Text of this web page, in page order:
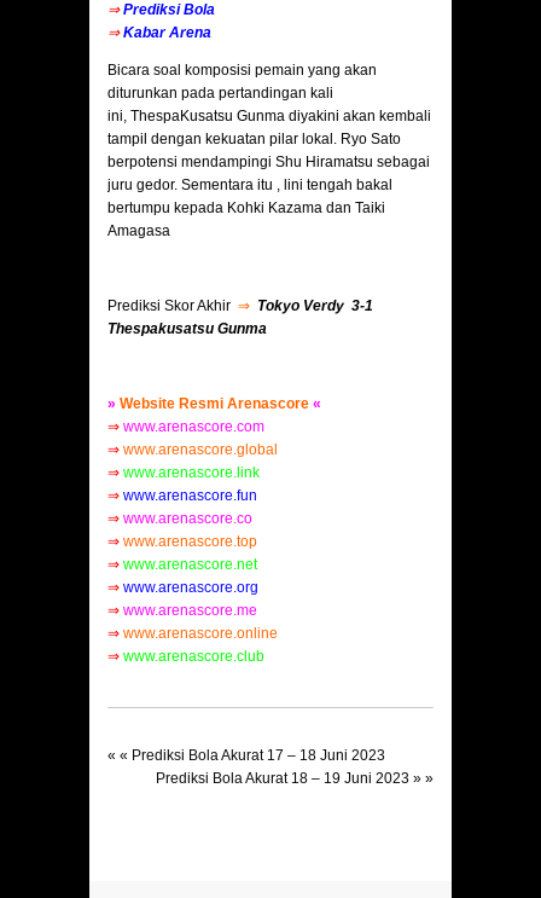
⇒ Prediksi Bola
⇒ Kabar Arena
Bicara soal komposisi pemain yang akan
diturunkan pada pertandingan kali
ini, ThespaKusatsu Gunma diyakini akan kembali
tampil dengan kekuatan pilar lokal. Ryo Sato
berpotensi mendampingi Shu Hiramatsu sebagai
juru gedor. Sementara itu , lini tengah bakal
bertumpu kepada Kohki Kazama dan Taiki
Amagasa
Prediksi Skor Akhir ⇒ Tokyo Verdy 3-1
Thespakusatsu Gunma
» Website Resmi Arenascore «
⇒ www.arenascore.com
⇒ www.arenascore.global
⇒ www.arenascore.link
⇒ www.arenascore.fun
⇒ www.arenascore.co
⇒ www.arenascore.top
⇒ www.arenascore.net
⇒ www.arenascore.org
⇒ www.arenascore.me
⇒ www.arenascore.online
⇒ www.arenascore.club
« « Prediksi Bola Akurat 17 – 18 Juni 2023
Prediksi Bola Akurat 18 – 19 Juni 2023 » »